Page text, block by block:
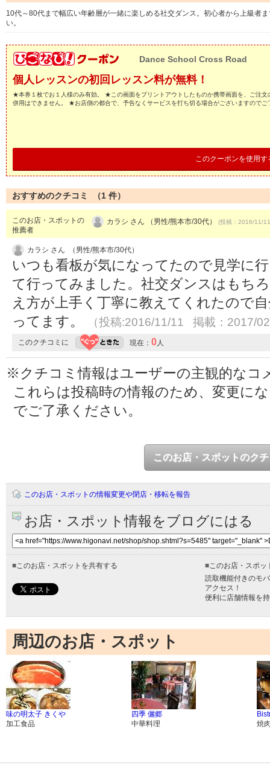
10代～80代まで幅広い年齢層が一緒に楽しめる社交ダンス。初心者から上級者
い。
Dance School Cross Road
個人レッスンの初回レッスン料が無料！
★本券１枚でお１人様のみ有効。 ★この画面をプリントアウトしたものか携帯画面を、ご注
併用はできません。 ★お店側の都合で、予告なくサービスを打ち切る場合がございますのでご
このクーポンを使用す
おすすめのクチコミ （1 件）
このお店・スポットの
推薦者
カラシ さん （男性/熊本市/30代） (投稿：2016/11/
カラシ さん （男性/熊本市/30代）
いつも看板が気になってたので見学に
て行ってみました。社交ダンスはもち
え方が上手く丁寧に教えてくれたので
ってます。
（投稿:2016/11/11 掲載：2017/
このクチコミに 現在： 0人
※クチコミ情報はユーザーの主観的なコ
これらは投稿時の情報のため、変更に
でご了承ください。
このお店・スポットのク
このお店・スポットの情報変更や閉店・移転を報告
お店・スポット情報をブログにはる
■このお店・スポットを共有する ■このお店・スポッ
読取機能付きのモ
アクセス！
便利に店舗情報を
周辺のお店・スポット
味の明太子 きくや
加工食品
四季 儷郷
中華料理
焼